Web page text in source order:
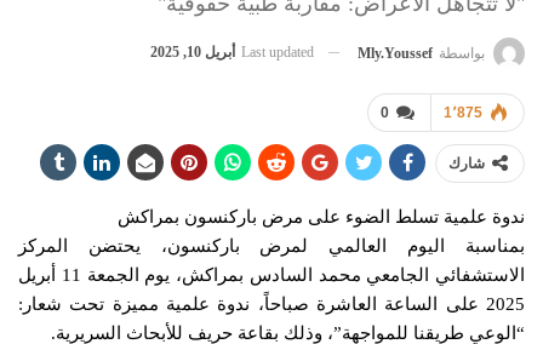
بواسطة Mly.youssef
Last updated أبريل 10, 2025
0 1٬875
شارك
ندوة علمية تسلط الضوء على مرض باركنسون بمراكش
بمناسبة اليوم العالمي لمرض باركنسون، يحتضن المركز
الاستشفائي الجامعي محمد السادس بمراكش، يوم الجمعة 11 أبريل
2025 على الساعة العاشرة صباحاً، ندوة علمية مميزة تحت شعار:
“الوعي طريقنا للمواجهة”، وذلك بقاعة حريف للأبحاث السريرية.